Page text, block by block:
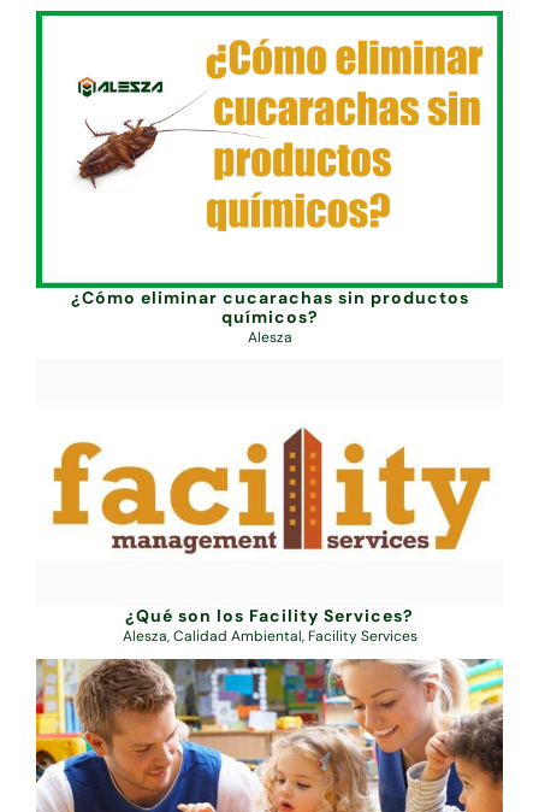
¿Cómo eliminar cucarachas sin productos
químicos?
Alesza
¿Qué son los Facility Services?
Alesza,Calidad Ambiental,Facility Services